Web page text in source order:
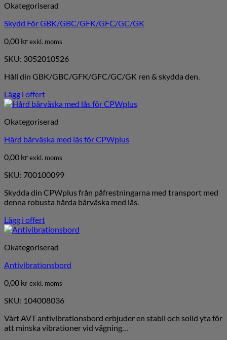
Okategoriserad
Skydd För GBK/GBC/GFK/GFC/GC/GK
0,00 krexkl. moms
SKU: 3052010526
Håll din GBK/GBC/GFK/GFC/GC/GK ren & skydda den.
Lägg i offert
Okategoriserad
Hård bärväska med lås för CPWplus
0,00 krexkl. moms
SKU: 700100099
Skydda din CPWplus från påfrestningarna med transport med
denna robusta hårda bärväska med lås.
Lägg i offert
Okategoriserad
Antivibrationsbord
0,00 krexkl. moms
SKU: 104008036
Vårt AVT antivibrationsbord erbjuder en stabil och solid yta för
att minska vibrationer vid vägning…